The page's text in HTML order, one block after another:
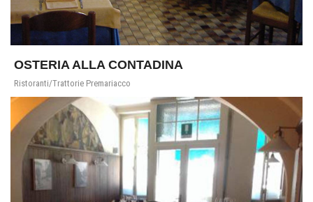
OSTERIA ALLA CONTADINA
Ristoranti/Trattorie Premariacco